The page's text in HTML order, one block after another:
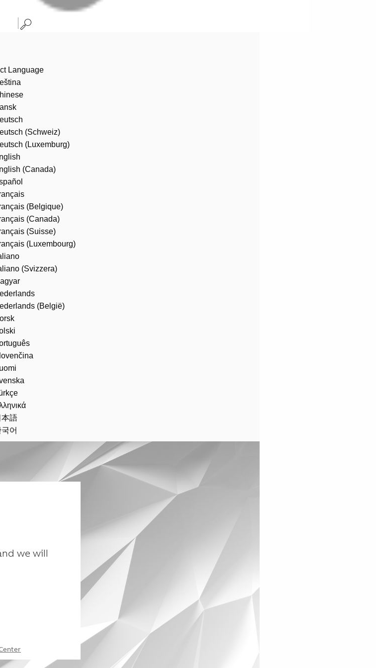
Language
(Schweiz)
(Luxemburg)
(Canada)
(Belgique)
(Canada)
(Suisse)
(Luxembourg)
(Svizzera)
(België)
本語
어
we will